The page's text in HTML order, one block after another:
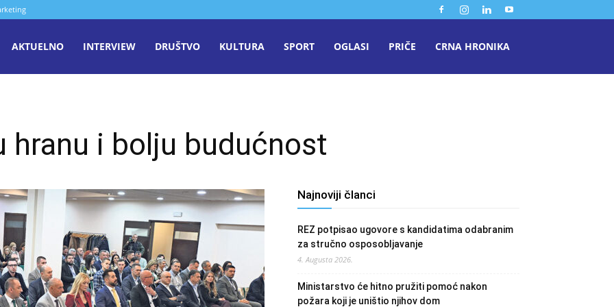
AKTUELNO INTERVIEW DRUŠTVO KULTURA SPORT OGLASI PRIČE CRNA HRONIKA
hranu i bolju budućnost
Najnoviji članci
REZ potpisao ugovore s kandidatima odabranim
za stručno osposobljavanje
4. Augusta 2026.
Ministarstvo će hitno pružiti pomoć nakon
požara koji je uništio njihov dom